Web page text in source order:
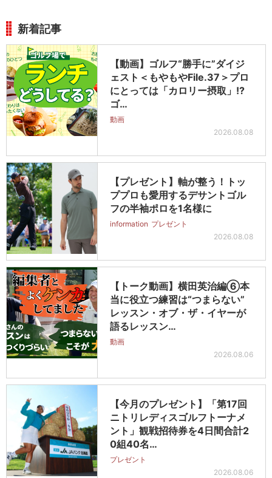
新着記事
【動画】ゴルフ“勝手に”ダイジ
ェスト＜もやもやFile.37＞プロ
にとっては「カロリー摂取」!?
ゴ…
動画
2026.08.08
【プレゼント】軸が整う！トッ
ププロも愛用するデサントゴル
フの半袖ポロを1名様に
information プレゼント
2026.08.08
【トーク動画】横田英治編⑥本
当に役立つ練習は“つまらない”
レッスン・オブ・ザ・イヤーが
語るレッスン…
動画
2026.08.06
【今月のプレゼント】「第17回
ニトリレディスゴルフトーナメ
ント」観戦招待券を4日間合計2
0組40名…
プレゼント
2026.08.06